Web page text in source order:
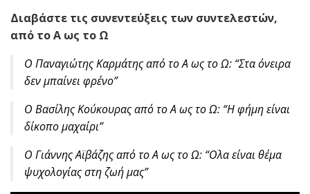
Διαβάστε τις συνεντεύξεις των συντελεστών,
από το Α ως το Ω
Ο Παναγιώτης Καρμάτης από το Α ως το Ω: “Στα όνειρα
δεν μπαίνει φρένο”
Ο Βασίλης Κούκουρας από το Α ως το Ω: “Η φήμη είναι
δίκοπο μαχαίρι”
Ο Γιάννης Αϊβάζης από το Α ως το Ω: “Oλα είναι θέμα
ψυχολογίας στη ζωή μας”